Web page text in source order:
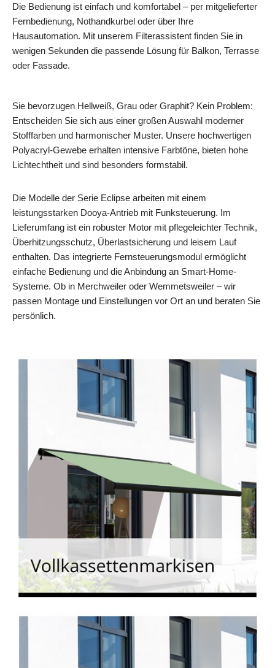
Die Bedienung ist einfach und komfortabel – per mitgelieferter
Fernbedienung, Nothandkurbel oder über Ihre
Hausautomation. Mit unserem Filterassistent finden Sie in
wenigen Sekunden die passende Lösung für Balkon, Terrasse
oder Fassade.
Sie bevorzugen Hellweiß, Grau oder Graphit? Kein Problem:
Entscheiden Sie sich aus einer großen Auswahl moderner
Stofffarben und harmonischer Muster. Unsere hochwertigen
Polyacryl-Gewebe erhalten intensive Farbtöne, bieten hohe
Lichtechtheit und sind besonders formstabil.
Die Modelle der Serie Eclipse arbeiten mit einem
leistungsstarken Dooya-Antrieb mit Funksteuerung. Im
Lieferumfang ist ein robuster Motor mit pflegeleichter Technik,
Überhitzungsschutz, Überlastsicherung und leisem Lauf
enthalten. Das integrierte Fernsteuerungsmodul ermöglicht
einfache Bedienung und die Anbindung an Smart-Home-
Systeme. Ob in Merchweiler oder Wemmetsweiler – wir
passen Montage und Einstellungen vor Ort an und beraten Sie
persönlich.